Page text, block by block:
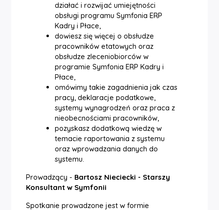
działać i rozwijać umiejętności
obsługi programu Symfonia ERP
Kadry i Płace,
dowiesz się więcej o obsłudze
pracowników etatowych oraz
obsłudze zleceniobiorców w
programie Symfonia ERP Kadry i
Płace,
omówimy takie zagadnienia jak czas
pracy, deklaracje podatkowe,
systemy wynagrodzeń oraz praca z
nieobecnościami pracowników,
pozyskasz dodatkową wiedzę w
temacie raportowania z systemu
oraz wprowadzania danych do
systemu.
Prowadzący - Bartosz Nieciecki - Starszy
Konsultant w Symfonii
Spotkanie prowadzone jest w formie